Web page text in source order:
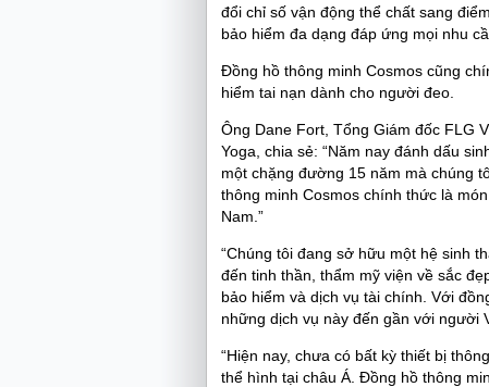
đổi chỉ số vận động thể chất sang
bảo hiểm đa dạng đáp ứng mọi nhu
Đồng hồ thông minh Cosmos cũng
hiểm tai nạn dành cho người đeo.
Ông Dane Fort, Tổng Giám đốc FLG
Yoga, chia sẻ: “Năm nay đánh dấu
một chặng đường 15 năm mà chúng
thông minh Cosmos chính thức là
Nam.”
“Chúng tôi đang sở hữu một hệ sinh
đến tinh thần, thẩm mỹ viện về sắc
bảo hiểm và dịch vụ tài chính. Với
những dịch vụ này đến gần với người
“Hiện nay, chưa có bất kỳ thiết bị
thể hình tại châu Á. Đồng hồ thông